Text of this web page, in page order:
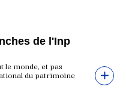
de l'Inp
le monde, et pas
du patrimoine